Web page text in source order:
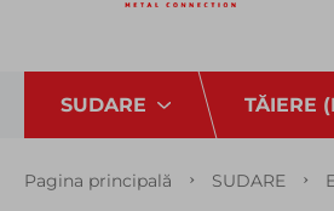
SUDARE TĂIERE
Pagina principală SUDARE